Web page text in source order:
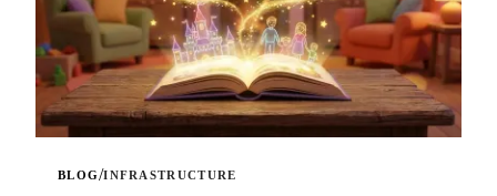
BLOG/INFRASTRUCTURE